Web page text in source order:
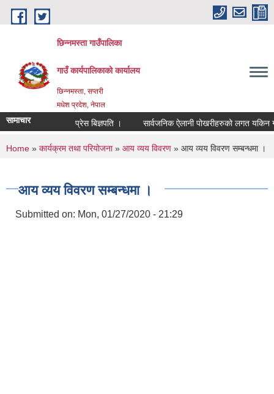
Skip to main content
छिन्नमस्ता गाउँपालिका
गाउँ कार्यपालिकाको कार्यालय
छिन्नमस्ता, सप्तरी
मधेश प्रदेश, नेपाल
सामाचार प्रेस बिज्ञपति । सार्वजनिक ऐलानी पोखरीहरुको लगत यकिन
You are here
Home » कार्यक्रम तथा परियोजना» आय व्यय विवरण » आय व्यय विवरण सम्बन्धमा ।
आय व्यय विवरण सम्बन्धमा ।
Submitted on: Mon, 01/27/2020 - 21:29